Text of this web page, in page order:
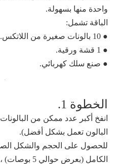
واحدة منها بسهولة.
الباقة تشمل:
● 10 بالونات صغيرة من اللاتكس.
● 1 قشة ورقية.
● صنع سلك كهربائي.
الخطوة 1.
انفخ أكبر عدد ممكن من
البالون تعمل بشكل أفضل).
للحصول على الحجم والشكل
الكامل (بعرض